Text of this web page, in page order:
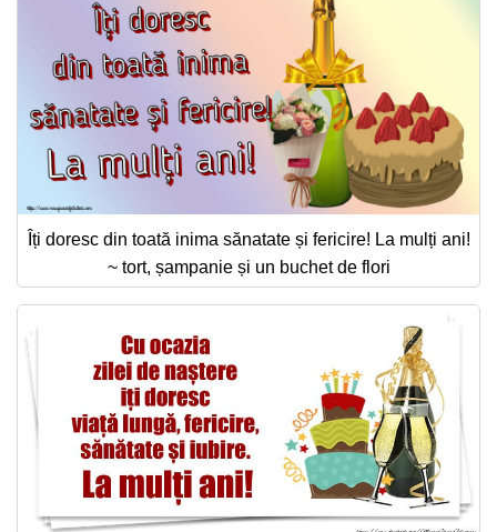
Îți doresc din toată inima sănatate și fericire! La mulți ani!
~ tort, șampanie și un buchet de flori